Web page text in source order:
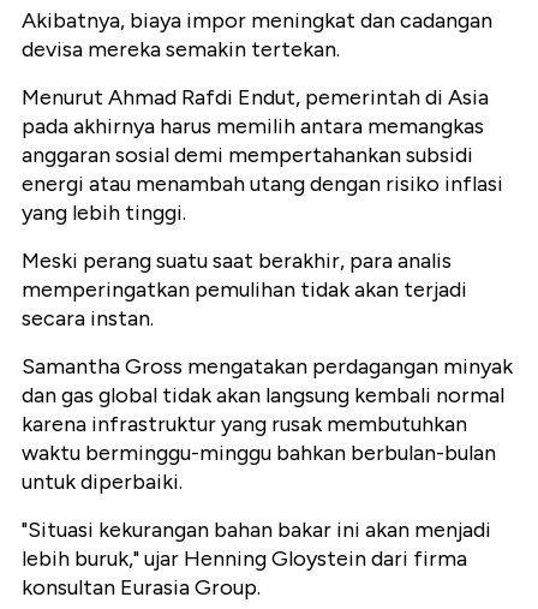
Akibatnya, biaya impor meningkat dan cadangan
devisa mereka semakin tertekan.
Menurut Ahmad Rafdi Endut, pemerintah di Asia
pada akhirnya harus memilih antara memangkas
anggaran sosial demi mempertahankan subsidi
energi atau menambah utang dengan risiko inflasi
yang lebih tinggi.
Meski perang suatu saat berakhir, para analis
memperingatkan pemulihan tidak akan terjadi
secara instan.
Samantha Gross mengatakan perdagangan minyak
dan gas global tidak akan langsung kembali normal
karena infrastruktur yang rusak membutuhkan
waktu berminggu-minggu bahkan berbulan-bulan
untuk diperbaiki.
"Situasi kekurangan bahan bakar ini akan menjadi
lebih buruk," ujar Henning Gloystein dari firma
konsultan Eurasia Group.